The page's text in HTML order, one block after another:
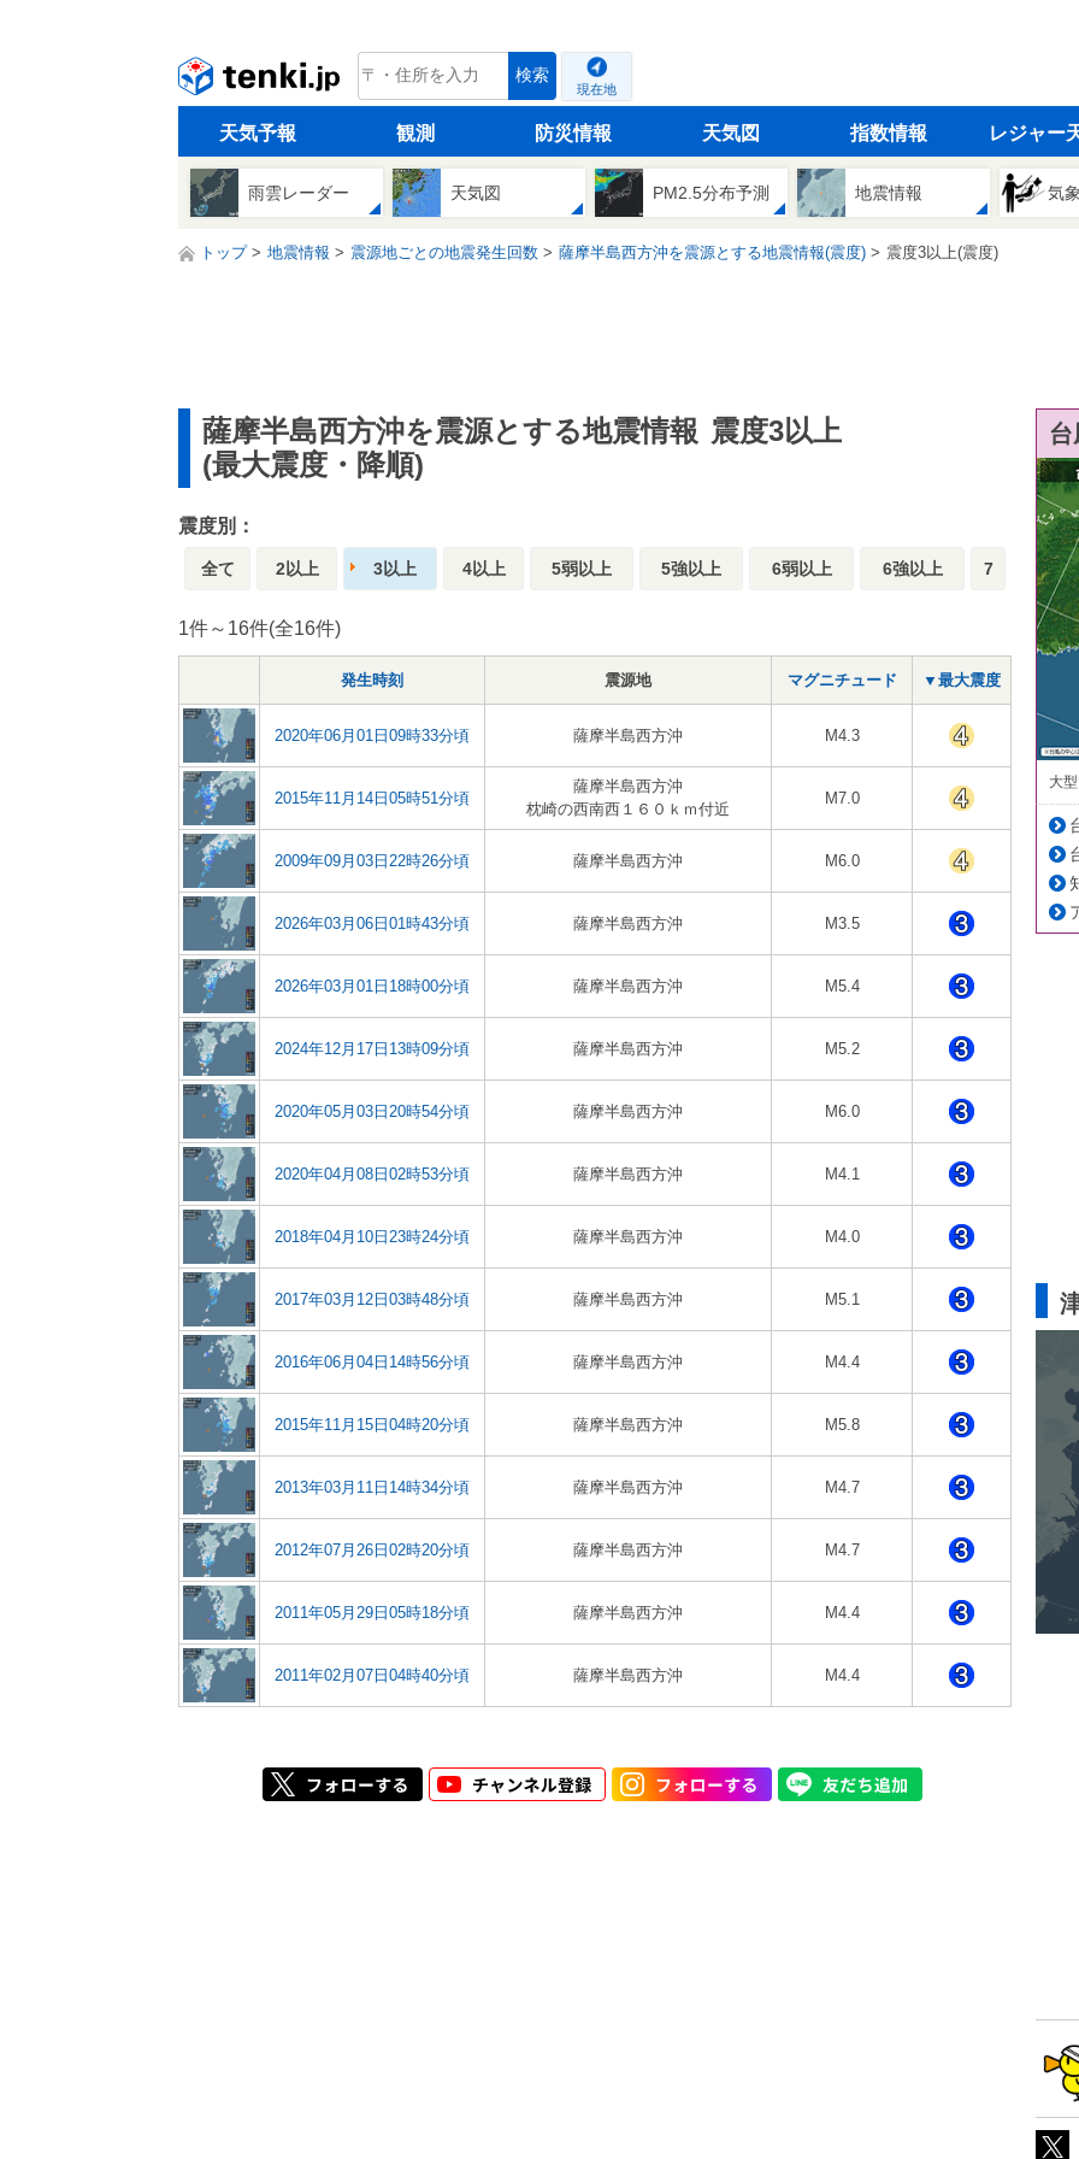
tenki.jp 検索
現在地
天気予報 観測 防災情報 天気図 指数情報 レジャー
雨雲レーダー 天気図 PM2.5分布予測 地震情報 気
トップ 地震情報 震源地ごとの地震発生回数 薩摩半島西方沖を震源とする地震情報(震度) 震度3以上(震度)
薩摩半島西方沖を震源とする地震情報 震度3以上
(最大震度・降順)
震度別：
全て 2以上 3以上 4以上 5弱以上 5強以上 6弱以上 6強以上 7
1件～16件(全16件)
発生時刻 震源地 マグニチュード ▼最大震度
2020年06月01日09時33分頃 薩摩半島西方沖 M4.3
2015年11月14日05時51分頃
薩摩半島西方沖
枕崎の西南西１６０ｋｍ付近
M7.0
2009年09月03日22時26分頃 薩摩半島西方沖 M6.0
2026年03月06日01時43分頃 薩摩半島西方沖 M3.5
2026年03月01日18時00分頃 薩摩半島西方沖 M5.4
2024年12月17日13時09分頃 薩摩半島西方沖 M5.2
2020年05月03日20時54分頃 薩摩半島西方沖 M6.0
2020年04月08日02時53分頃 薩摩半島西方沖 M4.1
2018年04月10日23時24分頃 薩摩半島西方沖 M4.0
2017年03月12日03時48分頃 薩摩半島西方沖 M5.1
2016年06月04日14時56分頃 薩摩半島西方沖 M4.4
2015年11月15日04時20分頃 薩摩半島西方沖 M5.8
2013年03月11日14時34分頃 薩摩半島西方沖 M4.7
2012年07月26日02時20分頃 薩摩半島西方沖 M4.7
2011年05月29日05時18分頃 薩摩半島西方沖 M4.4
2011年02月07日04時40分頃 薩摩半島西方沖 M4.4
大